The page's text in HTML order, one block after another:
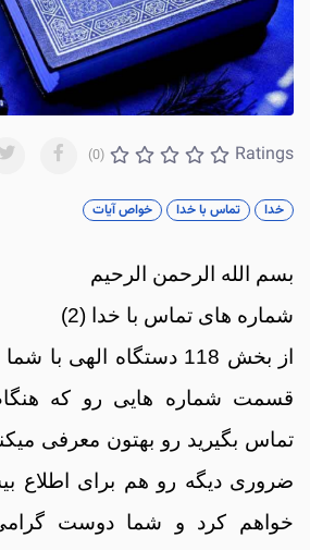
Ratings
(0)
خدا تماس با خدا خواص آیات
بسم الله الرحمن الرحیم
شماره های تماس با خدا (2)
از بخش 118 دستگاه الهی
قسمت شماره هایی رو که هنگام
تماس بگیرید رو بهتون معرفی
ضروری دیگه رو هم برای اطلاع
خواهم کرد و شما دوست گرامی